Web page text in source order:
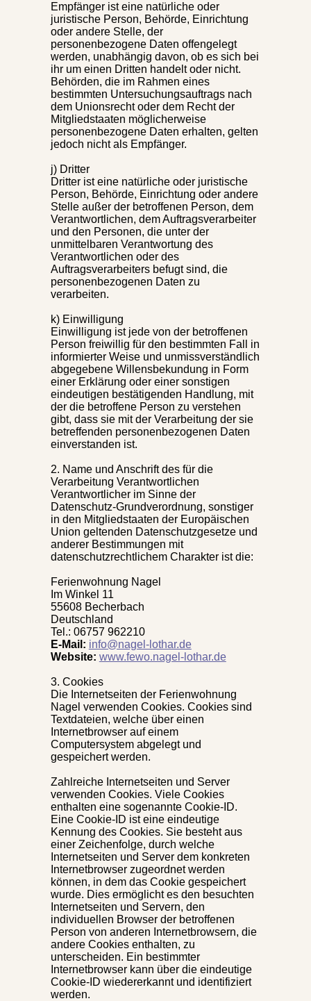
Empfänger ist eine natürliche oder
juristische Person, Behörde, Einrichtung
oder andere Stelle, der
personenbezogene Daten offengelegt
werden, unabhängig davon, ob es sich bei
ihr um einen Dritten handelt oder nicht.
Behörden, die im Rahmen eines
bestimmten Untersuchungsauftrags nach
dem Unionsrecht oder dem Recht der
Mitgliedstaaten möglicherweise
personenbezogene Daten erhalten, gelten
jedoch nicht als Empfänger.
j) Dritter
Dritter ist eine natürliche oder juristische
Person, Behörde, Einrichtung oder andere
Stelle außer der betroffenen Person, dem
Verantwortlichen, dem Auftragsverarbeiter
und den Personen, die unter der
unmittelbaren Verantwortung des
Verantwortlichen oder des
Auftragsverarbeiters befugt sind, die
personenbezogenen Daten zu
verarbeiten.
k) Einwilligung
Einwilligung ist jede von der betroffenen
Person freiwillig für den bestimmten Fall in
informierter Weise und unmissverständlich
abgegebene Willensbekundung in Form
einer Erklärung oder einer sonstigen
eindeutigen bestätigenden Handlung, mit
der die betroffene Person zu verstehen
gibt, dass sie mit der Verarbeitung der sie
betreffenden personenbezogenen Daten
einverstanden ist.
2. Name und Anschrift des für die
Verarbeitung Verantwortlichen
Verantwortlicher im Sinne der
Datenschutz-Grundverordnung, sonstiger
in den Mitgliedstaaten der Europäischen
Union geltenden Datenschutzgesetze und
anderer Bestimmungen mit
datenschutzrechtlichem Charakter ist die:
Ferienwohnung Nagel
Im Winkel 11
55608 Becherbach
Deutschland
Tel.: 06757 962210
E-Mail: info@nagel-lothar.de
Website: www.fewo.nagel-lothar.de
3. Cookies
Die Internetseiten der Ferienwohnung
Nagel verwenden Cookies. Cookies sind
Textdateien, welche über einen
Internetbrowser auf einem
Computersystem abgelegt und
gespeichert werden.
Zahlreiche Internetseiten und Server
verwenden Cookies. Viele Cookies
enthalten eine sogenannte Cookie-ID.
Eine Cookie-ID ist eine eindeutige
Kennung des Cookies. Sie besteht aus
einer Zeichenfolge, durch welche
Internetseiten und Server dem konkreten
Internetbrowser zugeordnet werden
können, in dem das Cookie gespeichert
wurde. Dies ermöglicht es den besuchten
Internetseiten und Servern, den
individuellen Browser der betroffenen
Person von anderen Internetbrowsern, die
andere Cookies enthalten, zu
unterscheiden. Ein bestimmter
Internetbrowser kann über die eindeutige
Cookie-ID wiedererkannt und identifiziert
werden.